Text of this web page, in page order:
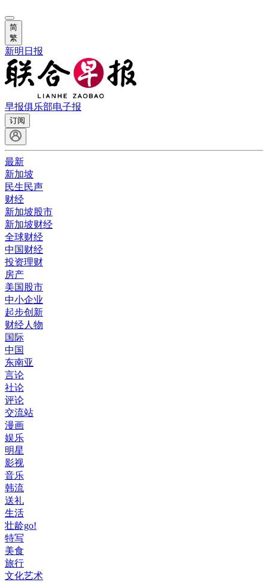
简
繁
新明日报
早报俱乐部电子报
订阅
最新
新加坡
民生民声
财经
新加坡股市
新加坡财经
全球财经
中国财经
投资理财
房产
美国股市
中小企业
起步创新
财经人物
国际
中国
东南亚
言论
社论
评论
交流站
漫画
娱乐
明星
影视
音乐
韩流
送礼
生活
壮龄go!
特写
美食
旅行
文化艺术